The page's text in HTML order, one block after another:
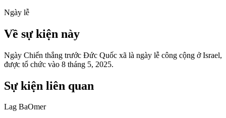
Ngày lễ
Về sự kiện này
Ngày Chiến thắng trước Đức Quốc xã là ngày lễ công cộng ở Israel,
được tổ chức vào 8 tháng 5, 2025.
Sự kiện liên quan
Lag BaOmer